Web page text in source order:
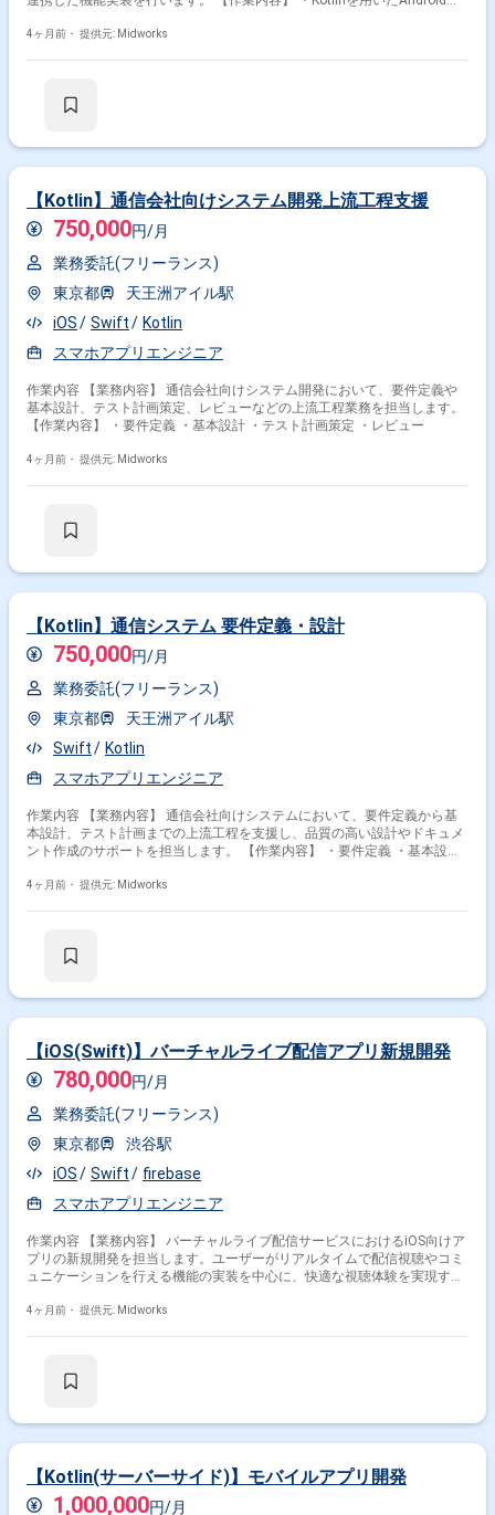
・API連携によるバックエンドシステムとの統合 ・単体テスト、結合テス
4ヶ月前・ 提供元: Midworks
【Kotlin】通信会社向けシステム開発上流工程支援
750,000円/月
業務委託(フリーランス)
東京都
天王洲アイル駅
iOS
Swift
Kotlin
スマホアプリエンジニア
作業内容 【業務内容】 通信会社向けシステム開発において、要件定義や
基本設計、テスト計画策定、レビューなどの上流工程業務を担当します。
【作業内容】 ・要件定義 ・基本設計 ・テスト計画策定 ・レビュー
4ヶ月前・ 提供元: Midworks
【Kotlin】通信システム 要件定義・設計
750,000円/月
業務委託(フリーランス)
東京都
天王洲アイル駅
Swift
Kotlin
スマホアプリエンジニア
作業内容 【業務内容】 通信会社向けシステムにおいて、要件定義から基
本設計、テスト計画までの上流工程を支援し、品質の高い設計やドキュメ
ント作成のサポートを担当します。 【作業内容】 ・要件定義 ・基本設計
4ヶ月前・ 提供元: Midworks
【iOS(Swift)】バーチャルライブ配信アプリ新規開発
780,000円/月
業務委託(フリーランス)
東京都
渋谷駅
iOS
Swift
firebase
スマホアプリエンジニア
作業内容 【業務内容】 バーチャルライブ配信サービスにおけるiOS向けア
プリの新規開発を担当します。ユーザーがリアルタイムで配信視聴やコミ
ュニケーションを行える機能の実装を中心に、快適な視聴体験を実現する
ラクティブ要素の実装に加え、パフォーマンスや安定性を考慮した最適化
4ヶ月前・ 提供元: Midworks
【Kotlin(サーバーサイド)】モバイルアプリ開発
1,000,000円/月